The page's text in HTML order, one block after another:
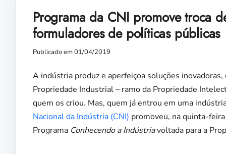
Programa da CNI promove troca
formuladores de políticas públicas
Publicado em 01/04/2019
A indústria produz e aperfeiçoa soluções
Propriedade Industrial – ramo da Propriedade
quem os criou. Mas, quem já entrou em uma
Nacional da Indústria (CNI) promoveu, na quinta-
Programa Conhecendo a Indústriavoltada para a